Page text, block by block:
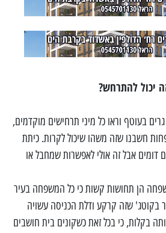
יכול להתרחש?
בעוטף וראו כל מיני תרחישים מוקדמים,
חשבנו שזה משהו שיכול לקרות. כיתת
דומים אבל זה אולי לאפשרות שמחבל או
הן תחושות קשות כי כל המשפחה בעיר
בקוטג' שזה קרקע ודלת הכניסה עשויה
בקלות, כי בכל זאת כשקונים בית חושבים